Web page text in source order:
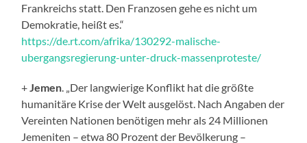
Frankreichs statt. Den Franzosen gehe es nicht um
Demokratie, heißt es.“
https://de.rt.com/afrika/130292-malische-
ubergangsregierung-unter-druck-massenproteste/
+ Jemen . „Der langwierige Konflikt hat die größte
humanitäre Krise der Welt ausgelöst. Nach Angaben der
Vereinten Nationen benötigen mehr als 24 Millionen
Jemeniten – etwa 80 Prozent der Bevölkerung –